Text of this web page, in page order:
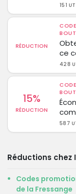
151
RÉDUCTION
ce
428
15%
RÉDUCTION
587
Réductions chez
Codes
de la Fressange